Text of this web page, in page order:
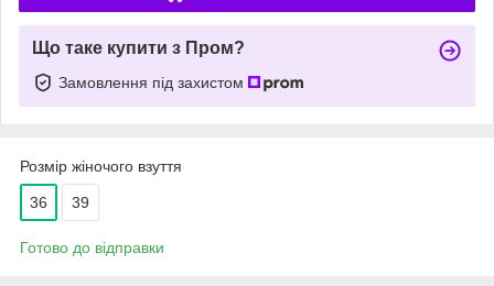
Що таке купити з Пром?
Замовлення під захистом
Розмір жіночого взуття
36 39
Готово до відправки